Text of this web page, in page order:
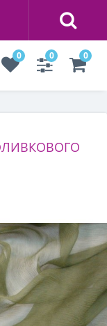
0 0 0